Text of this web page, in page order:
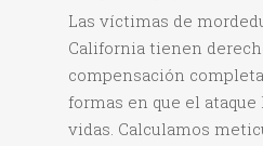
Las víctimas de
California tienen
compensación
formas en que el
vidas. Calculamos